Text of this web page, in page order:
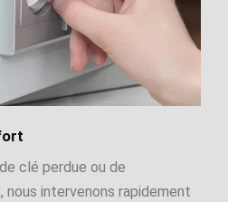
clé perdue ou de
intervenons rapidement